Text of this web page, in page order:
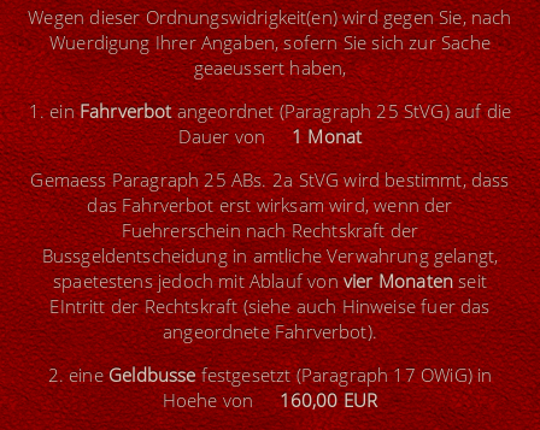
Wegen dieser Ordnungswidrigkeit(en) wird gegen Sie, nach
Wuerdigung Ihrer Angaben, sofern Sie sich zur Sache
geaeussert haben,
1. einFahrverbotangeordnet (Paragraph 25 StVG) auf die
Dauer von1 Monat
Gemaess Paragraph 25 ABs. 2a StVG wird bestimmt, dass
das Fahrverbot erst wirksam wird, wenn der
Fuehrerschein nach Rechtskraft der
Bussgeldentscheidung in amtliche Verwahrung gelangt,
spaetestens jedoch mit Ablauf vonvier Monatenseit
EIntritt der Rechtskraft (siehe auch Hinweise fuer das
angeordnete Fahrverbot).
2. eineGeldbussefestgesetzt (Paragraph 17 OWiG) in
Hoehe von160,00 EUR